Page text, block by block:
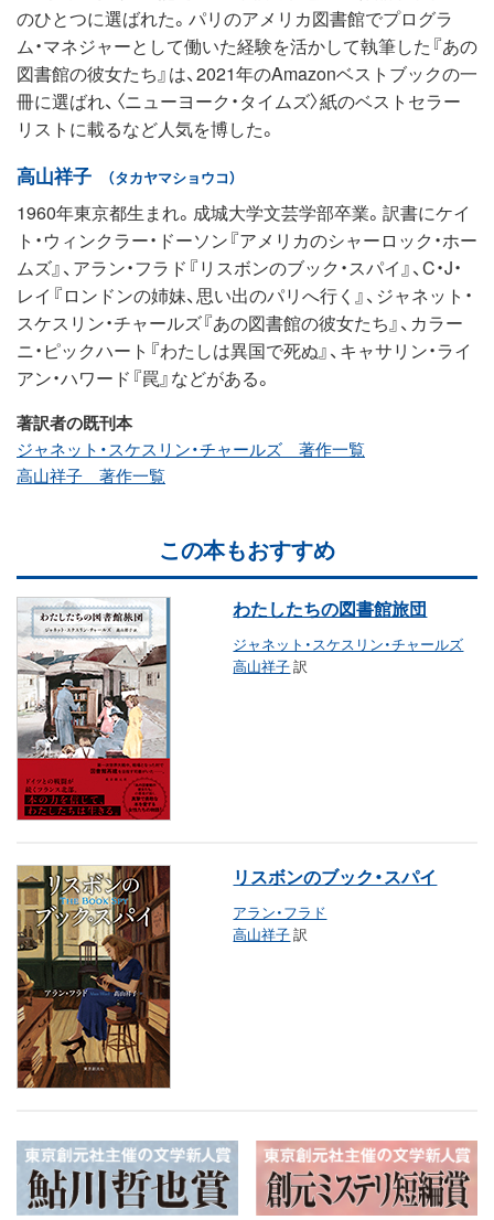
のひとつに選ばれた。パリのアメリカ図書館でプログラ
ム・マネジャーとして働いた経験を活かして執筆した『あの
図書館の彼女たち』は、2021年のAmazonベストブックの一
冊に選ばれ、〈ニューヨーク・タイムズ〉紙のベストセラー
リストに載るなど人気を博した。
高山祥子 （タカヤマショウコ）
1960年東京都生まれ。成城大学文芸学部卒業。訳書にケイ
ト・ウィンクラー・ドーソン『アメリカのシャーロック・ホー
ムズ』、アラン・フラド『リスボンのブック・スパイ』、C・J・
レイ『ロンドンの姉妹、思い出のパリへ行く』、ジャネット・
スケスリン・チャールズ『あの図書館の彼女たち』、カラー
ニ・ピックハート『わたしは異国で死ぬ』、キャサリン・ライ
アン・ハワード『罠』などがある。
著訳者の既刊本
ジャネット・スケスリン・チャールズ 著作一覧
高山祥子 著作一覧
この本もおすすめ
わたしたちの図書館旅団
ジャネット・スケスリン・チャールズ
高山祥子訳
リスボンのブック・スパイ
アラン・フラド
高山祥子訳